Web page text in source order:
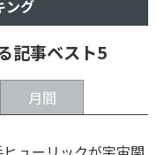
ング
記事ベスト5
月間